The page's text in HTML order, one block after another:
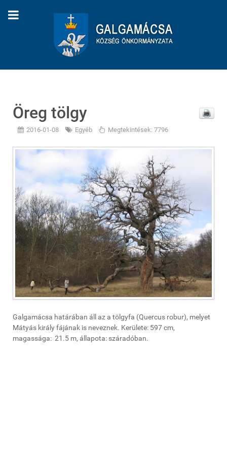
Öreg tölgy
2016-01-08 Egyéb Megtekintések: 7796
Galgamácsa határában áll az a tölgyfa (Quercus robur), melyet
Mátyás király fájának is neveznek. Kerülete: 597 cm,
magassága: 21.5 m, állapota: száradóban.